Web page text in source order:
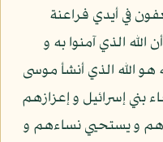
في أيدي فراعنة
الذي آمنوا به و
الله الذي أنشأ موسى
بني إسرائيل و إعزازهم
و يستحيي نساءهم و